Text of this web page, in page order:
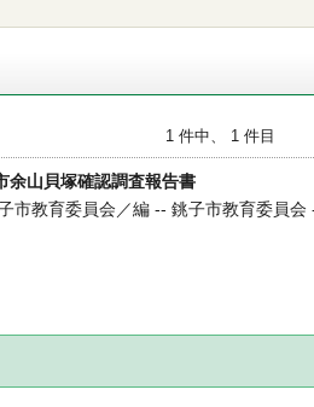
1 件中、 1 件目
余山貝塚確認調査報告書
市教育委員会／編 -- 銚子市教育委員